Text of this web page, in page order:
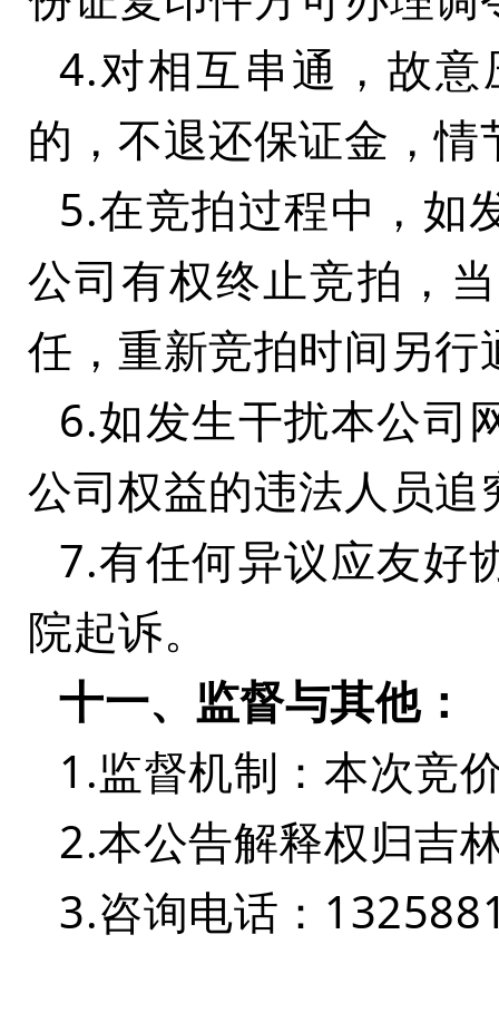
4.对相互串通，故
的，不退还保证金，
5.在竞拍过程中，如
公司有权终止竞拍，
任，重新竞拍时间另行
6.如发生干扰本公司
公司权益的违法人员
7.有任何异议应友好
院起诉。
十一、监督与其他：
1.监督机制：本次竞
2.本公告解释权归吉
3.咨询电话：